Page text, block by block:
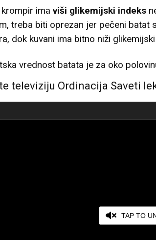
ima viši glikemijski indeks
treba biti oprezan jer pečeni batat
dok kuvani ima bitno niži
vrednost batata je za oko
televiziju Ordinacija Saveti